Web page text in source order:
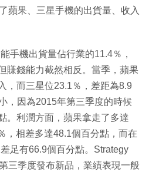
蘋果、三星手機的出貨量、收入
手機出貨量佔行業的11.4％，
賺錢能力截然相反。當季，蘋果
，而三星位23.1％，差距為8.9
，因為2015年第三季度的時候
。利潤方面，蘋果拿走了多達
，相差多達48.1個百分點，而在
足有66.9個百分點。Strategy
三季度發布新品，業績表現一般